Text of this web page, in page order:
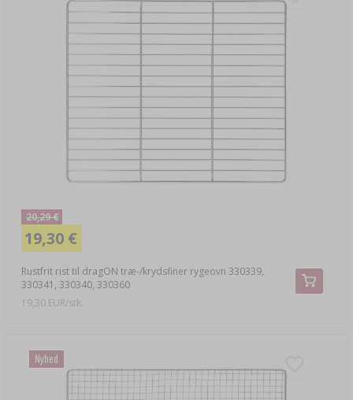
Rustfrit rist til dragON træ-/krydsfiner rygeovn 330339,
330341, 330340, 330360
20,29 €
19,30 €
19,30 EUR/stk.
Nyhed